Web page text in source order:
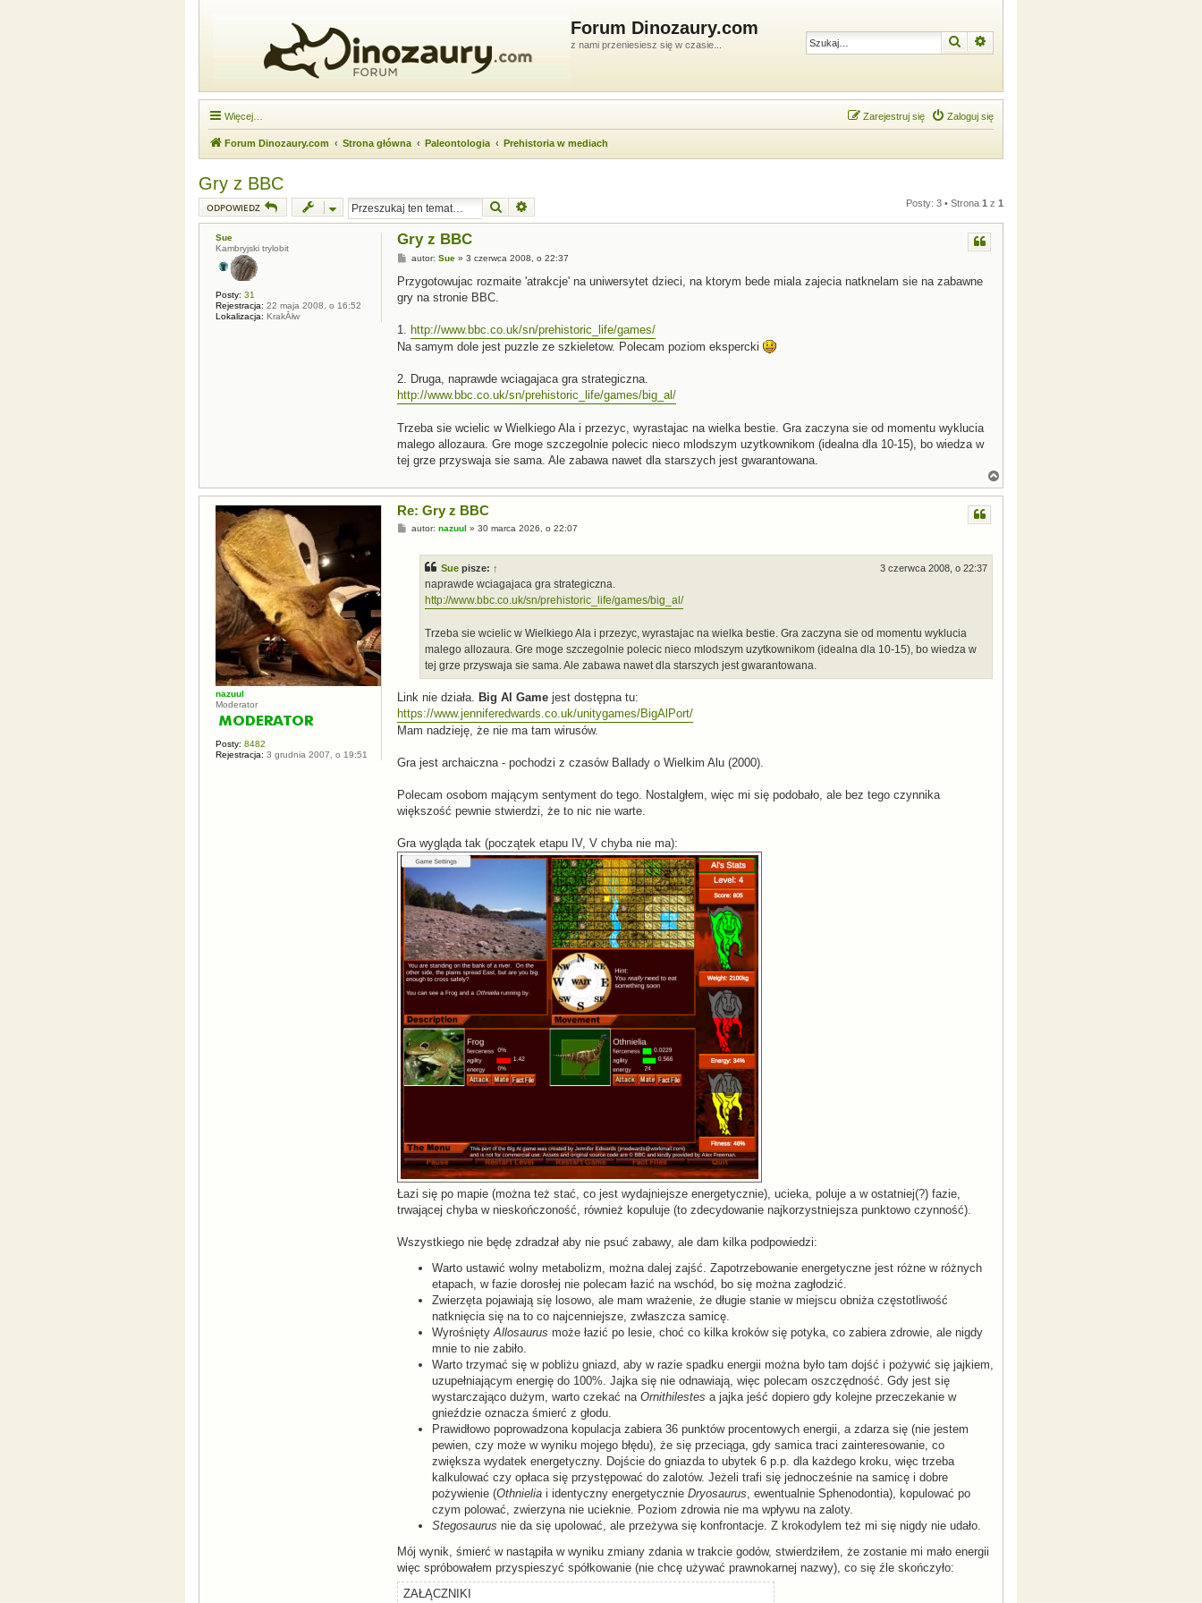
Forum Dinozaury.com
z nami przeniesiesz się w czasie... Szukaj
Więcej… Zaloguj się
Zarejestruj się
Forum Dinozaury.com Strona główna Paleontologia Prehistoria w mediach
Gry z BBC
ODPOWIEDZ Szukaj Posty: 3 • Strona 1 z 1
Sue
Kambryjski trylobit
Posty: 31
Rejestracja: 22 maja 2008, o 16:52
Lokalizacja: KrakĂłw
Gry z BBC
P
s
autor: Sue» 3 czerwca 2008, o 22:37
Przygotowujac rozmaite 'atrakcje' na uniwersytet dzieci, na ktorym bede miala zajecia natknelam sie na zabawne
gry na stronie BBC.
1. http://www.bbc.co.uk/sn/prehistoric_life/games/
Na samym dole jest puzzle ze szkieletow. Polecam poziom ekspercki
2. Druga, naprawde wciagajaca gra strategiczna.
http://www.bbc.co.uk/sn/prehistoric_life/games/big_al/
Trzeba sie wcielic w Wielkiego Ala i przezyc, wyrastajac na wielka bestie. Gra zaczyna sie od momentu wyklucia
malego allozaura. Gre moge szczegolnie polecic nieco mlodszym uzytkownikom (idealna dla 10-15), bo wiedza w
tej grze przyswaja sie sama. Ale zabawa nawet dla starszych jest gwarantowana.
a
g
nazuul
Moderator
Posty: 8482
Rejestracja: 3 grudnia 2007, o 19:51
Re: Gry z BBC
Pautor: nazuul » 30 marca 2026, o 22:07
Suepisze: ↑ 3 czerwca 2008, o 22:37
naprawde wciagajaca gra strategiczna.
http://www.bbc.co.uk/sn/prehistoric_life/games/big_al/
Trzeba sie wcielic w Wielkiego Ala i przezyc, wyrastajac na wielka bestie. Gra zaczyna sie od momentu wyklucia
malego allozaura. Gre moge szczegolnie polecic nieco mlodszym uzytkownikom (idealna dla 10-15), bo wiedza w
tej grze przyswaja sie sama. Ale zabawa nawet dla starszych jest gwarantowana.
Link nie działa. Big Al Gamejest dostępna tu:
https://www.jenniferedwards.co.uk/unitygames/BigAlPort/
Mam nadzieję, że nie ma tam wirusów.
Gra jest archaiczna - pochodzi z czasów Ballady o Wielkim Alu (2000).
Polecam osobom mającym sentyment do tego. Nostalgłem, więc mi się podobało, ale bez tego czynnika
większość pewnie stwierdzi, że to nic nie warte.
Gra wygląda tak (początek etapu IV, V chyba nie ma):
Łazi się po mapie (można też stać, co jest wydajniejsze energetycznie), ucieka, poluje a w ostatniej(?) fazie,
trwającej chyba w nieskończoność, również kopuluje (to zdecydowanie najkorzystniejsza punktowo czynność).
Wszystkiego nie będę zdradzał aby nie psuć zabawy, ale dam kilka podpowiedzi:
Warto ustawić wolny metabolizm, można dalej zajść. Zapotrzebowanie energetyczne jest różne w różnych
etapach, w fazie dorosłej nie polecam łazić na wschód, bo się można zagłodzić.
Zwierzęta pojawiają się losowo, ale mam wrażenie, że długie stanie w miejscu obniża częstotliwość
natknięcia się na to co najcenniejsze, zwłaszcza samicę.
Wyrośnięty Allosaurus może łazić po lesie, choć co kilka kroków się potyka, co zabiera zdrowie, ale nigdy
mnie to nie zabiło.
Warto trzymać się w pobliżu gniazd, aby w razie spadku energii można było tam dojść i pożywić się jajkiem,
uzupełniającym energię do 100%. Jajka się nie odnawiają, więc polecam oszczędność. Gdy jest się
wystarczająco dużym, warto czekać na Ornithilestes a jajka jeść dopiero gdy kolejne przeczekanie w
gnieździe oznacza śmierć z głodu.
Prawidłowo poprowadzona kopulacja zabiera 36 punktów procentowych energii, a zdarza się (nie jestem
pewien, czy może w wyniku mojego błędu), że się przeciąga, gdy samica traci zainteresowanie, co
zwiększa wydatek energetyczny. Dojście do gniazda to ubytek 6 p.p. dla każdego kroku, więc trzeba
kalkulować czy opłaca się przystępować do zalotów. Jeżeli trafi się jednocześnie na samicę i dobre
pożywienie (Othnielia i identyczny energetycznie Dryosaurus , ewentualnie Sphenodontia), kopulować po
czym polować, zwierzyna nie ucieknie. Poziom zdrowia nie ma wpływu na zaloty.
Stegosaurus nie da się upolować, ale przeżywa się konfrontacje. Z krokodylem też mi się nigdy nie udało.
Mój wynik, śmierć w nastąpiła w wyniku zmiany zdania w trakcie godów, stwierdziłem, że zostanie mi mało energii
więc spróbowałem przyspieszyć spółkowanie (nie chcę używać prawnokarnej nazwy), co się źle skończyło:
ZAŁĄCZNIKI